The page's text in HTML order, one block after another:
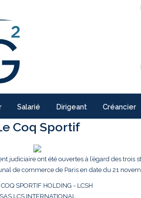
Salarié Dirigeant Créancier
Coq Sportif
judiciaire ont été ouvertes à l’égard des trois
de commerce de Paris en date du 21
SPORTIF HOLDING - LCSH
SAS LCS INTERNATIONAL